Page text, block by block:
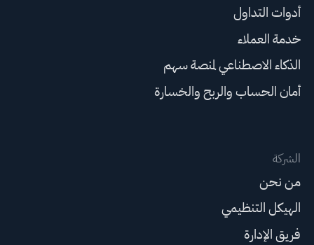
أدوات التداول
خدمة العملاء
الذكاء الاصطناعي لمنصة سهم
أمان الحساب والربح والخسارة
الشركة
من نحن
الهيكل التنظيمي
فريق الإدارة